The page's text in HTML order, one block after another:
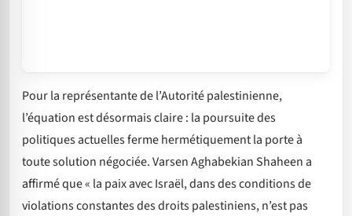
Pour la représentante de l’Autorité palestinienne,
l’équation est désormais claire : la poursuite des
politiques actuelles ferme hermétiquement la porte à
toute solution négociée. Varsen Aghabekian Shaheen a
affirmé que « la paix avec Israël, dans des conditions de
violations constantes des droits palestiniens, n’est pas